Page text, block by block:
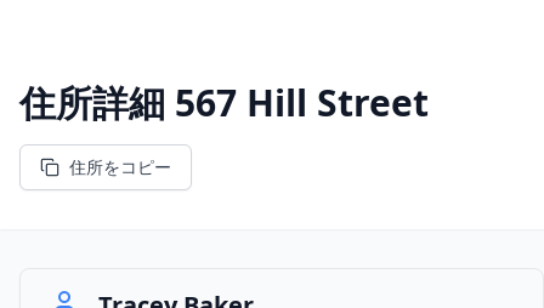
住所詳細 567 Hill Street
住所をコピー